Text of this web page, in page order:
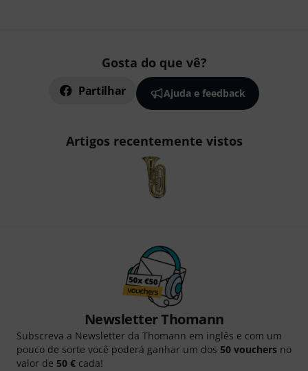
Gosta do que vê?
Partilhar Ajuda e feedback
Artigos recentemente vistos
Newsletter Thomann
Subscreva a Newsletter da Thomann em inglês e com um
pouco de sorte você poderá ganhar um dos 50 vouchers no
valor de 50 € cada!